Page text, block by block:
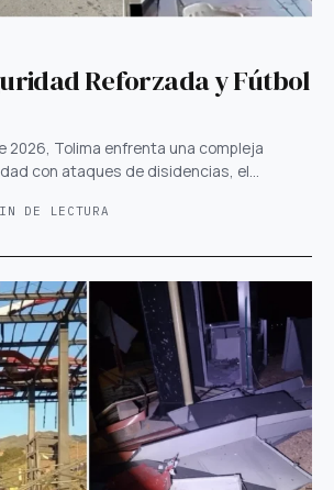
Reforzada y Fútbol
2026, Tolima enfrenta una compleja
con ataques de disidencias, el…
DE LECTURA